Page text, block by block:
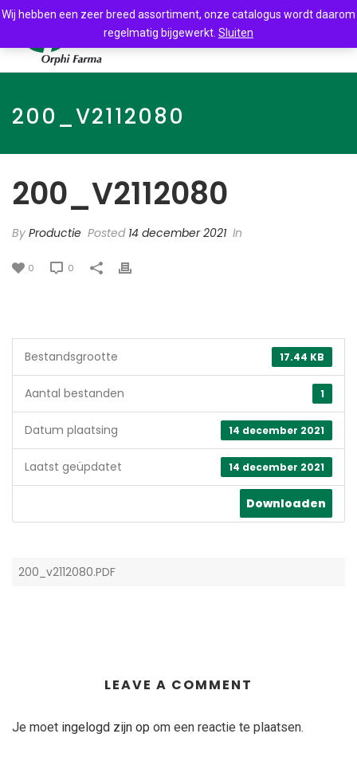
200_V2112080
200_V2112080
By Productie Posted 14 december 2021 In
0 0
17.44 KB
Bestandsgrootte
1
Aantal bestanden
14 december 2021
Datum plaatsing
14 december 2021
Laatst geüpdatet
Downloaden
200_v2112080.PDF
LEAVE A COMMENT
Je moet ingelogd zijn op om een reactie te plaatsen.
Wij hebben een zeer breed assortiment, onze catalogus wordt daarom
regelmatig bijgewerkt. Sluiten